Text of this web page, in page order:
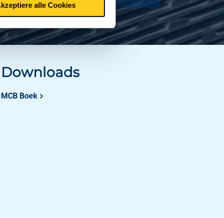
alle Cookies
Downloads
MCB Boek